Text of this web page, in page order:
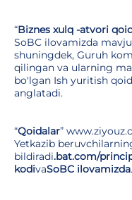
“Biznes xulq -atvori
SoBC ilovamizda
shuningdek, Guruh
qilingan va ularning
bo'lgan Ish yuritish
anglatadi.
“Qoidalar”
Yetkazib
bildiradi.bat.com/
kodivaSoBC ilovamizda.